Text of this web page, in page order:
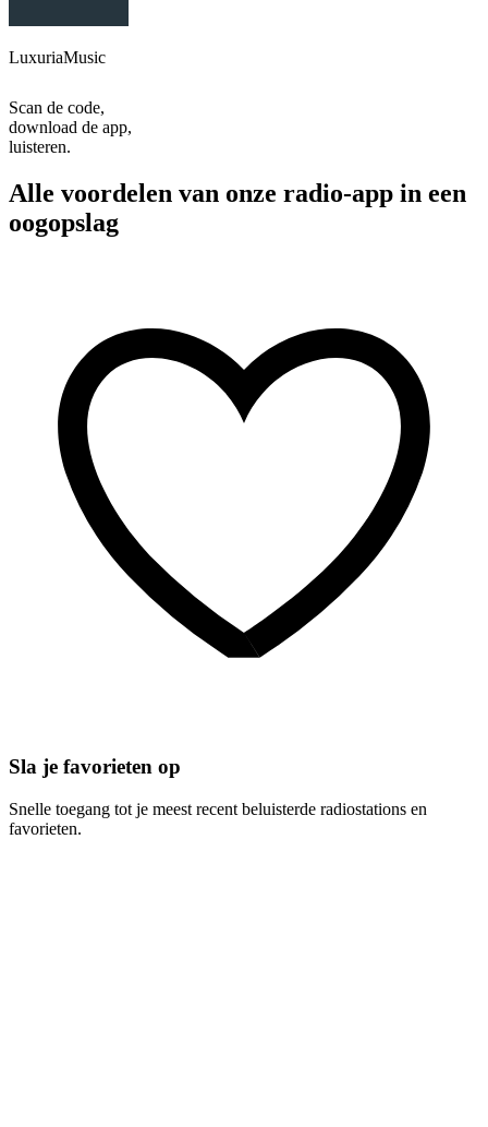
LuxuriaMusic
Scan de code,
download de app,
luisteren.
Alle voordelen van onze radio-app in een
oogopslag
Sla je favorieten op
Snelle toegang tot je meest recent beluisterde radiostations en
favorieten.